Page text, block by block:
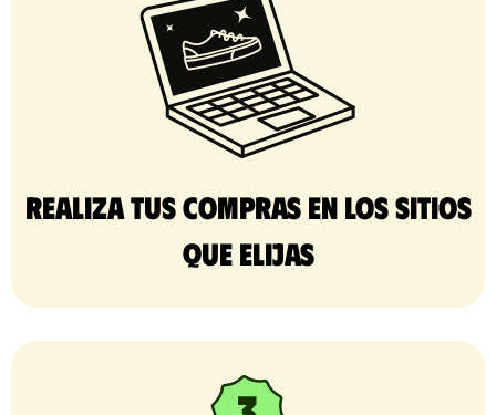
Realiza tus compras en los sitios
que elijas